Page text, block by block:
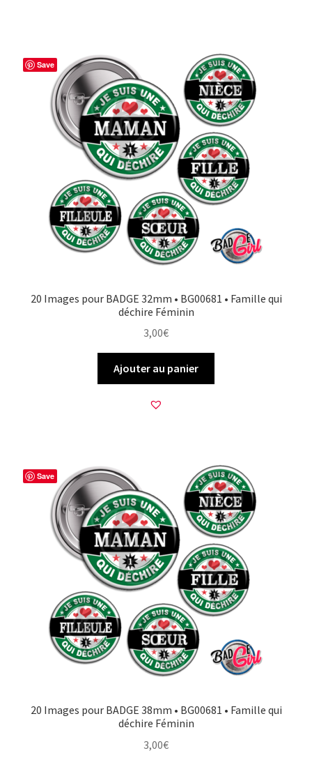
Save
20 Images pour BADGE 32mm • BG00681 • Famille qui
déchire Féminin
3,00€
Ajouter au panier
Save
20 Images pour BADGE 38mm • BG00681 • Famille qui
déchire Féminin
3,00€